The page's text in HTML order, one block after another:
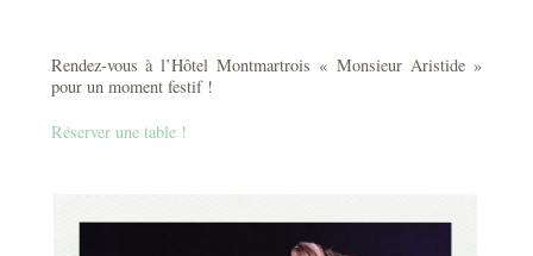
Rendez-vous à l’Hôtel Montmartrois « Monsieur Aristide »
pour un moment festif !
Réserver une table !